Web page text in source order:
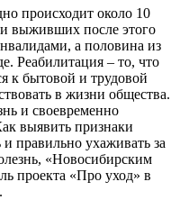
происходит около 10
выживших после этого
а половина из
Реабилитация – то, что
к бытовой и трудовой
в жизни общества.
и своевременно
выявить признаки
правильно ухаживать за
«Новосибирским
проекта «Про уход» в